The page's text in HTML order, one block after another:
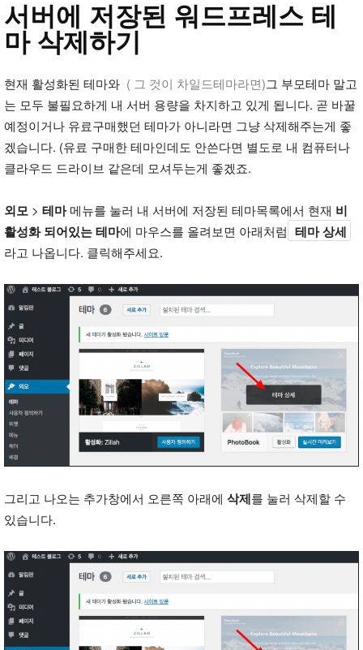
서버에 저장된 워드프레스 테
마 삭제하기
현재 활성화된 테마와 ( 그 것이 차일드테마라면)그 부모테마 말고
는 모두 불필요하게 내 서버 용량을 차지하고 있게 됩니다. 곧 바꿀
예정이거나 유료구매했던 테마가 아니라면 그냥 삭제해주는게 좋
겠습니다. (유료 구매한 테마인데도 안쓴다면 별도로 내 컴퓨터나
클라우드 드라이브 같은데 모셔두는게 좋겠죠.
외모 > 테마메뉴를 눌러 내 서버에 저장된 테마목록에서 현재 비
활성화 되어있는 테마에 마우스를 올려보면 아래처럼 테마 상세
라고 나옵니다. 클릭해주세요.
그리고 나오는 추가창에서 오른쪽 아래에 삭제를 눌러 삭제할 수
있습니다.